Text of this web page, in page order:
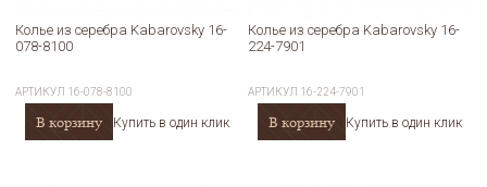
Колье из серебра Kabarovsky 16-
078-8100
АРТИКУЛ 16-078-8100
В корзину Купить в один клик
Колье из серебра Kabarovsky 16-
224-7901
АРТИКУЛ 16-224-7901
В корзину Купить в один клик